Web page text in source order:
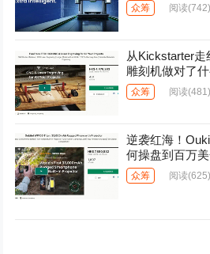
众筹 阅读(742)
从Kickstarter
雕刻机做对了什
众筹 阅读(481)
逆袭红海！
何操盘到百万美
众筹 阅读(625)